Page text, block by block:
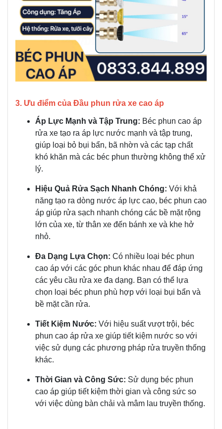
3. Ưu điểm của Đầu phun rửa xe cao áp
Áp Lực Mạnh và Tập Trung: Béc phun cao áp
rửa xe tạo ra áp lực nước mạnh và tập trung,
giúp loại bỏ bụi bẩn, bã nhờn và các tạp chất
khó khăn mà các béc phun thường không thể xử
lý.
Hiệu Quả Rửa Sạch Nhanh Chóng: Với khả
năng tạo ra dòng nước áp lực cao, béc phun cao
áp giúp rửa sạch nhanh chóng các bề mặt rộng
lớn của xe, từ thân xe đến bánh xe và khe hở
nhỏ.
Đa Dạng Lựa Chọn: Có nhiều loại béc phun
cao áp với các góc phun khác nhau để đáp ứng
các yêu cầu rửa xe đa dạng. Bạn có thể lựa
chọn loại béc phun phù hợp với loại bụi bẩn và
bề mặt cần rửa.
Tiết Kiệm Nước: Với hiệu suất vượt trội, béc
phun cao áp rửa xe giúp tiết kiệm nước so với
việc sử dụng các phương pháp rửa truyền thống
khác.
Thời Gian và Công Sức: Sử dụng béc phun
cao áp giúp tiết kiệm thời gian và công sức so
với việc dùng bàn chải và mâm lau truyền thống.